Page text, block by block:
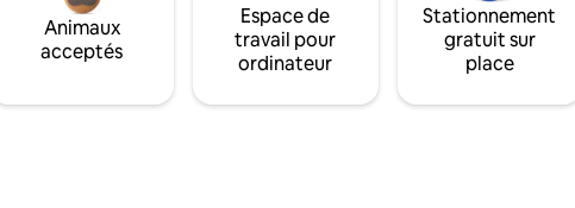
Animaux
acceptés
Espace de
travail pour
ordinateur
Stationnement
gratuit sur
place